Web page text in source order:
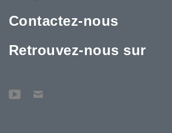
Contactez-nous
Retrouvez-nous sur